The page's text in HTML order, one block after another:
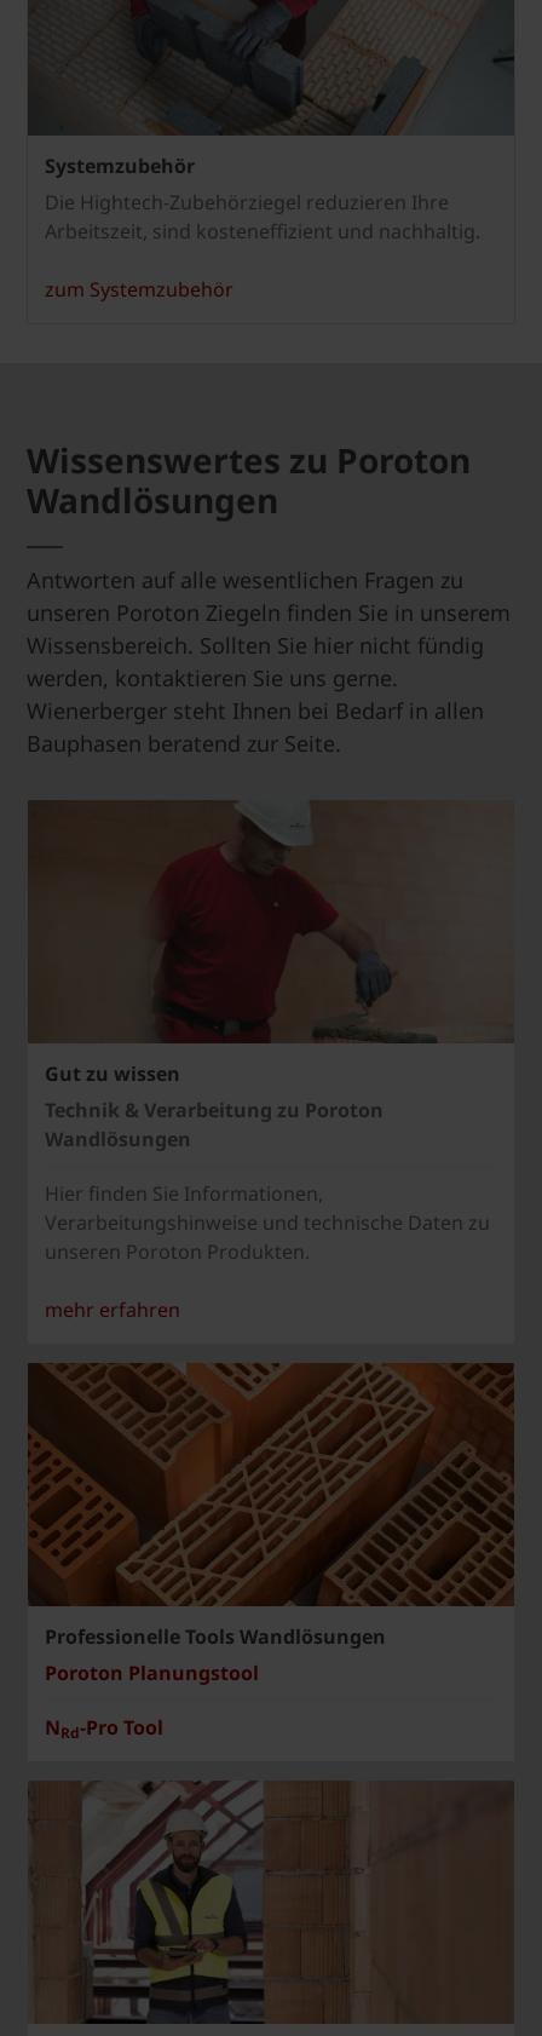
Systemzubehör
Die Hightech-Zubehörziegel reduzieren Ihre
Arbeitszeit, sind kosteneffizient und nachhaltig.
zum Systemzubehör
Wissenswertes zu Poroton
Wandlösungen
Antworten auf alle wesentlichen Fragen zu
unseren Poroton Ziegeln finden Sie in unserem
Wissensbereich. Sollten Sie hier nicht fündig
werden, kontaktieren Sie uns gerne.
Wienerberger steht Ihnen bei Bedarf in allen
Bauphasen beratend zur Seite.
Gut zu wissen
Technik & Verarbeitung zu Poroton
Wandlösungen
Hier finden Sie Informationen,
Verarbeitungshinweise und technische Daten zu
unseren Poroton Produkten.
mehr erfahren
Professionelle Tools Wandlösungen
Poroton Planungstool
NRd-Pro Tool